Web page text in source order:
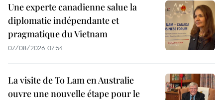
Une experte canadienne salue la
diplomatie indépendante et
pragmatique du Vietnam
07/08/2026 07:54
La visite de To Lam en Australie
ouvre une nouvelle étape pour le